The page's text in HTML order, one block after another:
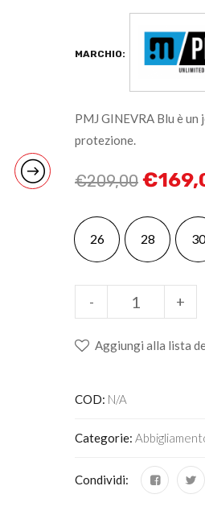
MARCHIO:
PMJ GINEVRA Blu è
protezione.
€209,00 €
26 28 30
+
-
Aggiungi alla lista
COD: N/A
Categorie:
Condividi: